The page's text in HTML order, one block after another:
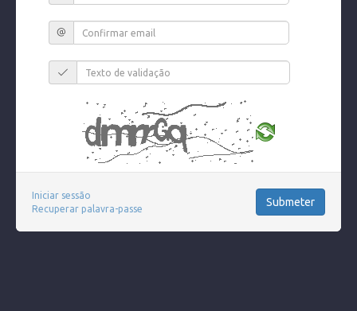
Iniciar sessão
Recuperar palavra-passe